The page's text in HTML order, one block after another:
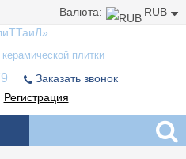
Валюта: RUB
плитки
Заказать звонок
Регистрация